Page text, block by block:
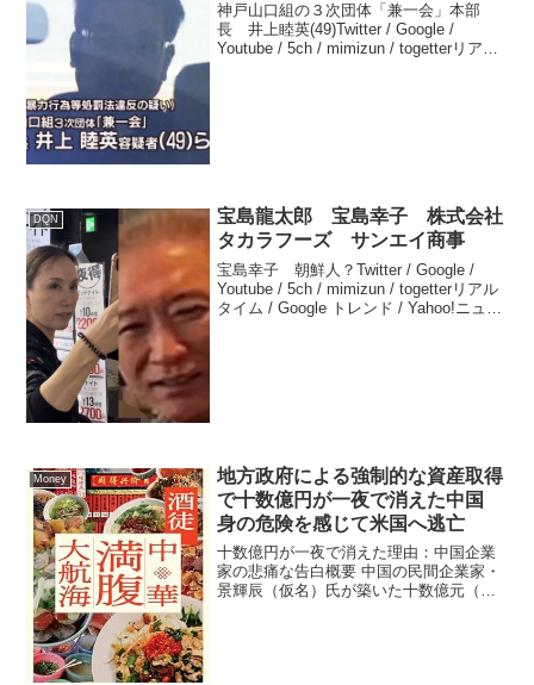
神戸山口組の３次団体「兼一会」本部
長 井上睦英(49)Twitter / Google /
Youtube / 5ch / mimizun / togetterリアル
DQN
宝島龍太郎 宝島幸子 株式会社
タカラフーズ サンエイ商事
宝島幸子 朝鮮人？Twitter / Google /
Youtube / 5ch / mimizun / togetterリアル
タイム / Google トレンド / Yahoo!ニュー
Money
地方政府による強制的な資産取得
で十数億円が一夜で消えた中国
身の危険を感じて米国へ逃亡
十数億円が一夜で消えた理由：中国企業
家の悲痛な告白概要 中国の民間企業家・
景輝辰（仮名）氏が築いた十数億元（数